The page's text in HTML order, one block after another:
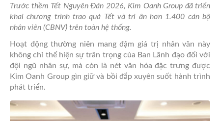
Trước thềm Tết Nguyên Đán 2026, Kim Oanh Group đã triển
khai chương trình trao quà Tết và tri ân hơn 1.400 cán bộ
nhân viên (CBNV) trên toàn hệ thống.
Hoạt động thường niên mang đậm giá trị nhân văn này
không chỉ thể hiện sự trân trọng của Ban Lãnh đạo đối với
đội ngũ nhân sự, mà còn là nét văn hóa đặc trưng được
Kim Oanh Group gìn giữ và bồi đắp xuyên suốt hành trình
phát triển.